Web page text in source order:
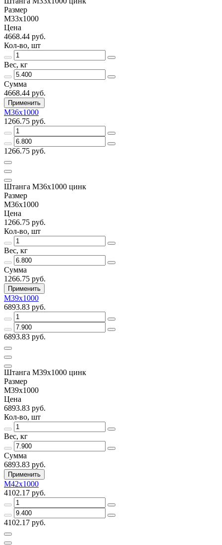
Размер
М33х1000
Цена
4668.44 руб.
Кол-во, шт
Вес, кг
Сумма
4668.44 руб.
Применить
М36х1000
1266.75 руб.
1266.75 руб.
Штанга М36х1000 цинк
Размер
М36х1000
Цена
1266.75 руб.
Кол-во, шт
Вес, кг
Сумма
1266.75 руб.
Применить
М39х1000
6893.83 руб.
6893.83 руб.
Штанга М39х1000 цинк
Размер
М39х1000
Цена
6893.83 руб.
Кол-во, шт
Вес, кг
Сумма
6893.83 руб.
Применить
М42х1000
4102.17 руб.
4102.17 руб.